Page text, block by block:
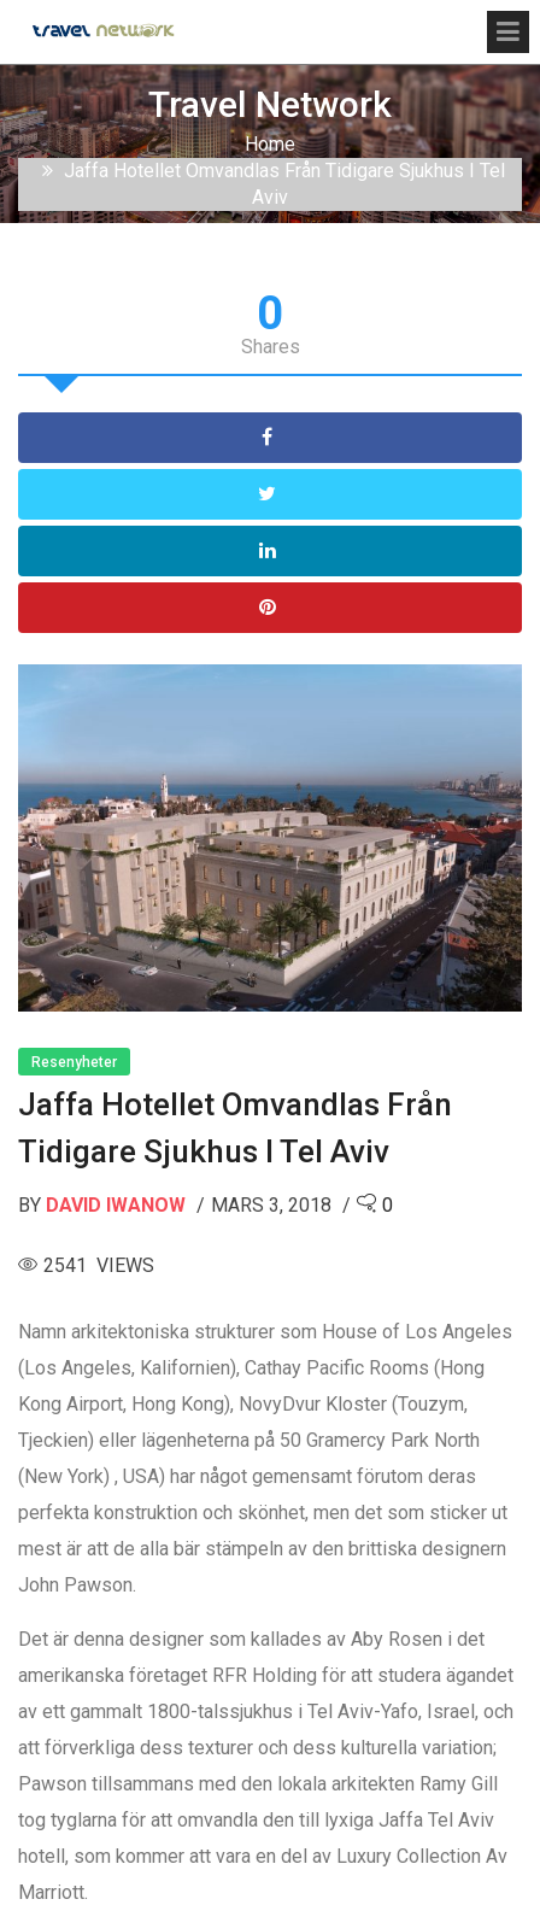
Travel Network
Home
Jaffa Hotellet Omvandlas Från Tidigare Sjukhus I Tel
Aviv
0
Shares
Resenyheter
Jaffa Hotellet Omvandlas Från
Tidigare Sjukhus I Tel Aviv
BY DAVID IWANOW MARS 3, 2018 0
2541 VIEWS
Namn arkitektoniska strukturer som House of Los Angeles
(Los Angeles, Kalifornien), Cathay Pacific Rooms (Hong
Kong Airport, Hong Kong), NovyDvur Kloster (Touzym,
Tjeckien) eller lägenheterna på 50 Gramercy Park North
(New York) , USA) har något gemensamt förutom deras
perfekta konstruktion och skönhet, men det som sticker ut
mest är att de alla bär stämpeln av den brittiska designern
John Pawson.
Det är denna designer som kallades av Aby Rosen i det
amerikanska företaget RFR Holding för att studera ägandet
av ett gammalt 1800-talssjukhus i Tel Aviv-Yafo, Israel, och
att förverkliga dess texturer och dess kulturella variation;
Pawson tillsammans med den lokala arkitekten Ramy Gill
tog tyglarna för att omvandla den till lyxiga Jaffa Tel Aviv
hotell, som kommer att vara en del av Luxury Collection Av
Marriott.